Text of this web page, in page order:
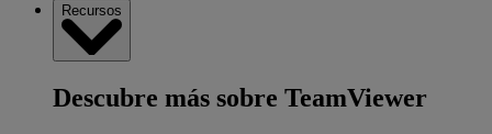
Recursos
Descubre más sobre TeamViewer